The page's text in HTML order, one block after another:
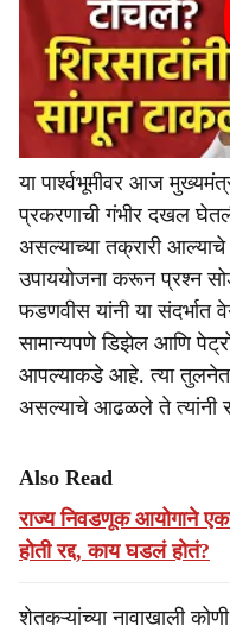
या पार्श्वभूमीवर आज
प्रकरणाची गंभीर दखल
असल्याच्या तक्रारी आल्याचे
उपाययोजना करून प्रश्न
फडणवीस यांनी या संदर्भात
सामान्यपणे डिझेल आणि
आपल्याकडे आहे. त्या तुलनेत
असल्याचे आढळले ते त्यांनी
Also Read
राज्य निवडणूक आयोगाने
होती रद्द, काय घडलं होतं?
शेतकऱ्यांच्या नावाखाली